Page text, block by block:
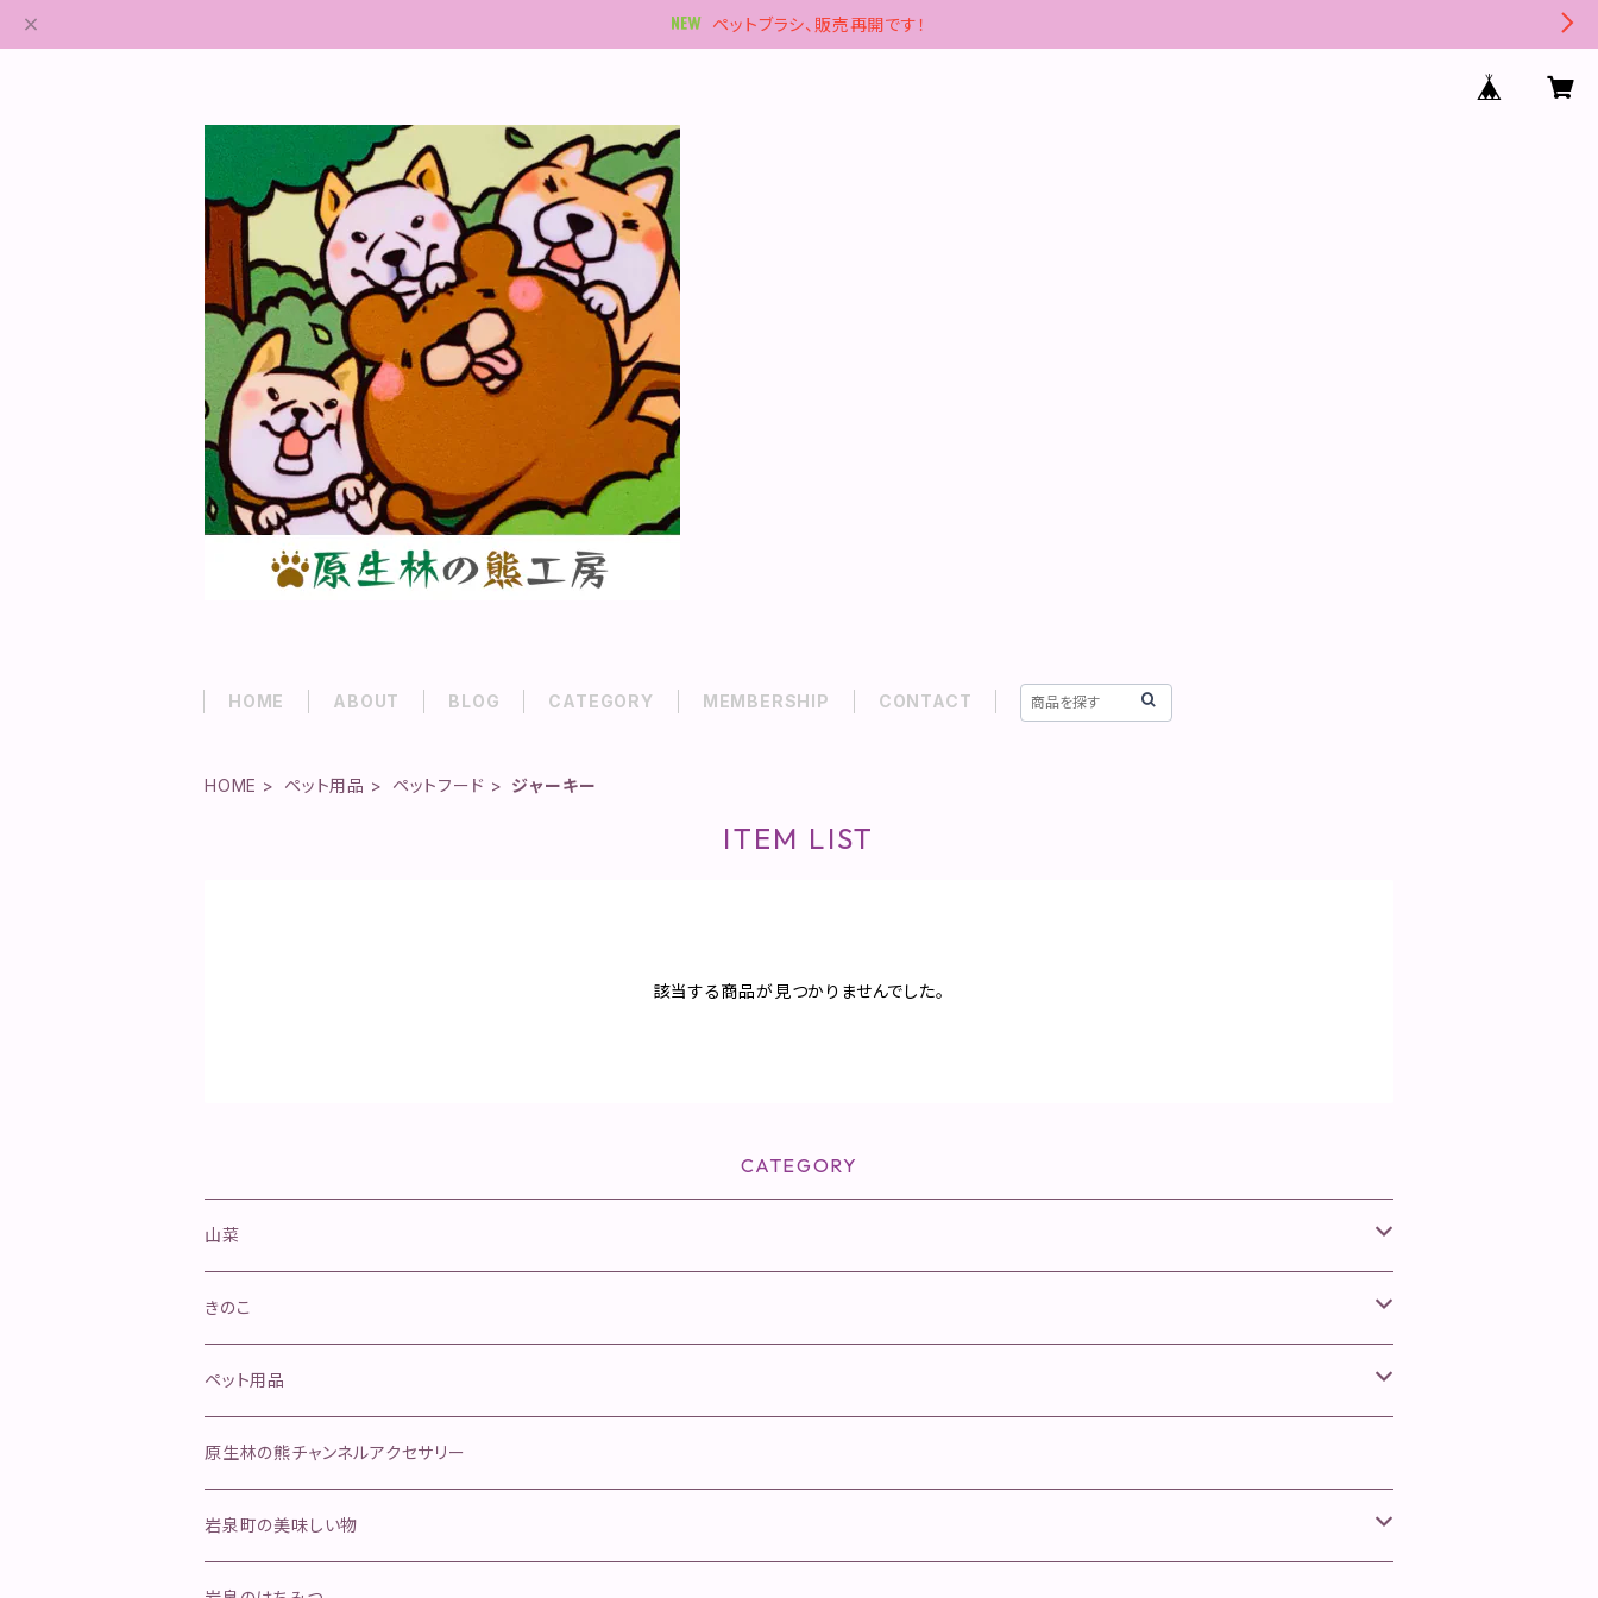
ペットブラシ、販売再開です！
HOME ABOUT BLOG CATEGORY MEMBERSHIP CONTACT
HOME ペット用品 ペットフード ジャーキー
ITEM LIST
該当する商品が見つかりませんでした。
CATEGORY
山菜
山菜きのこセット
ネマガリタケセット
ふきのとう
行者にんにく
きのこ
松茸
舞茸
そのほかのきのこ
ペット用品
金櫛
ペットフード
ジャーキー
原生林の熊チャンネルアクセサリー
岩泉町の美味しい物